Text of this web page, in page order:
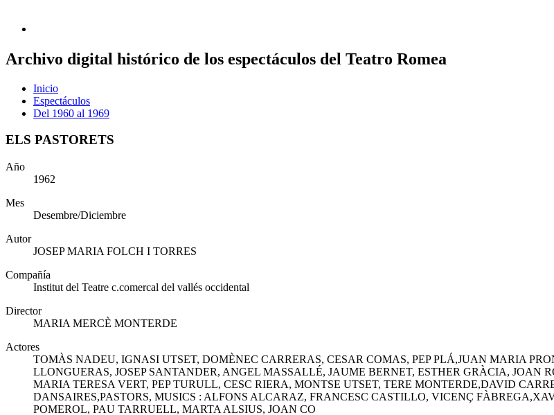
Archivo digital histórico de los espectáculos del Teatro Romea
Inicio
Espectáculos
Del 1960 al 1969
ELS PASTORETS
Año
1962
Mes
Desembre/Diciembre
Autor
JOSEP MARIA FOLCH I TORRES
Compañía
Institut del Teatre c.comercal del vallés occidental
Director
MARIA MERCÈ MONTERDE
Actores
TOMÀS NADEU, IGNASI UTSET, DOMÈNEC CARRERAS, CESAR COMAS, PEP PLÁ,JUAN MARIA
LLONGUERAS, JOSEP SANTANDER, ANGEL MASSALLÉ, JAUME BERNET, ESTHER GRÀCIA, JOAN
MARIA TERESA VERT, PEP TURULL, CESC RIERA, MONTSE UTSET, TERE MONTERDE,DAVID
DANSAIRES,PASTORS, MUSICS : ALFONS ALCARAZ, FRANCESC CASTILLO, VICENÇ
POMEROL, PAU TARRUELL, MARTA ALSIUS, JOAN CO